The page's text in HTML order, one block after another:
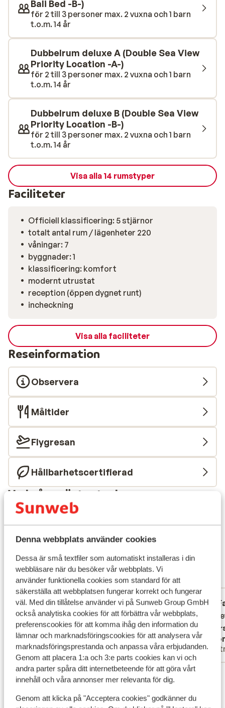
Denna webbplats använder cookies
Dessa är små textfiler som automatiskt installeras i din
webbläsare när du besöker vår webbplats. Vi
använder funktionella cookies som standard för att
säkerställa att webbplatsen fungerar korrekt och fungerar
väl. Med din tillåtelse använder vi på Sunweb Group GmbH
också analytiska cookies för att förbättra vår webbplats,
preferenscookies för att komma ihåg den information du
lämnar och marknadsföringscookies för att analysera vår
marknadsföringsprestanda och anpassa våra erbjudanden.
Genom att placera 1:a och 3:e parts cookies kan vi och
andra parter spåra ditt internetbeteende för att göra vårt
innehåll och våra annonser mer relevanta för dig.
Genom att klicka på "Acceptera cookies" godkänner du
solstol. För ultimat avkoppling kan du besöka wellness-
avdelningen för en massage, skönhetsbehandling,
turkiskt bad, bastu och en uppvärmd inomhuspool.
Sandstranden ligger endast ca 50 meter bort ifrån ditt
hotell. Strandälskare kan också besöka de små
stränderna och bukten som är kända för imponerande
klippformationer. I bufférestaurangen kan du njuta av
både internationella och lokala portugisiska rätter
tillagade med färska råvaror. Tips: under show
matlagningsbuffén kan du ta del av hur saltad torsk
tillagas, en riktig upplevelse!
Bali Bed -B-)
för 2 till 3 personer max. 2 vuxna och 1 barn
t.o.m. 14 år
Dubbelrum deluxe A (Double Sea View
Priority Location -A-)
för 2 till 3 personer max. 2 vuxna och 1 barn
t.o.m. 14 år
Dubbelrum deluxe B (Double Sea View
Priority Location -B-)
för 2 till 3 personer max. 2 vuxna och 1 barn
t.o.m. 14 år
Visa alla 14 rumstyper
Faciliteter
Officiell klassificering: 5 stjärnor
totalt antal rum / lägenheter 220
våningar: 7
byggnader: 1
klassificering: komfort
modernt utrustat
reception (öppen dygnet runt)
incheckning
Visa alla faciliteter
Reseinformation
Observera
Måltider
Flygresan
Hållbarhetscertifierad
Vad våra gäster tycker
Det här är 100 % äkta kundrecensioner som verkligen
speglar deras upplevelser av vår produkt.
Mer om recensioner
8.9 Fantastisk
58 omdömen
Mest bokad av partner
9.5 Fantastisk
för 3 veckor sedan
Omdömet innehåller ingen kommentar
Omdömet innehåller ingen kommentar
Översätt till svenska
cdd
Familj
8.9
zeer
zeer
Visa alla 58 omdömen
Läge